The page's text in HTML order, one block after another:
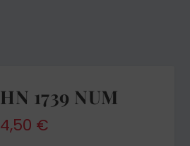
HN 1739 NUM
4,50 €